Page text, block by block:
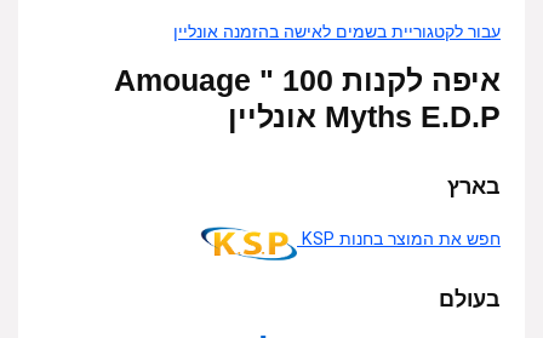
עבור לקטגוריית בשמים לאישה בהזמנה אונליין
איפה לקנות 100 " Amouage
Myths E.D.P אונליין
בארץ
חפש את המוצר בחנות KSP
בעולם